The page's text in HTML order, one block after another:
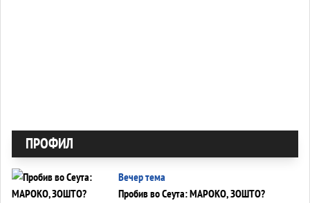
ПРОФИЛ
Вечер тема
Пробив во Сеута: МАРОКО, ЗОШТО?